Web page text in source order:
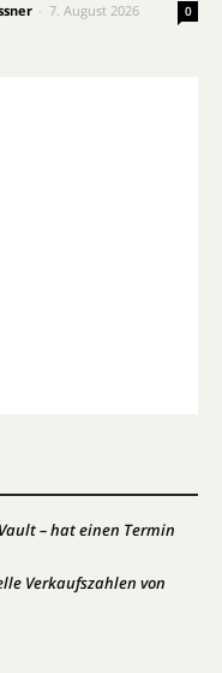
7. August 2026 0
– hat einen Termin
Verkaufszahlen von